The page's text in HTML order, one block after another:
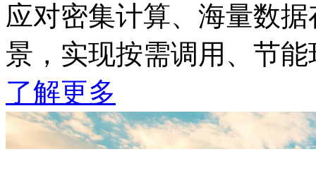
应对密集计算、海量数
景，实现按需调用、节
了解更多